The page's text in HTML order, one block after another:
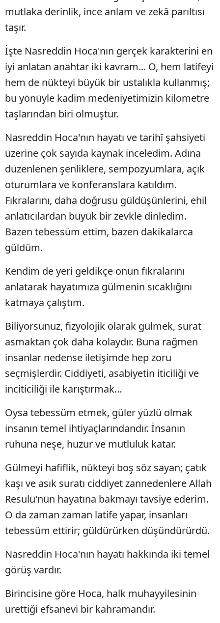
Tokat
Trabzon
Şanlıurfa
Van
Yozgat
Zonguldak
Karaman
Batman
Şırnak
Bartın
Yalova
Karabük
Osmaniye
Düzce
mutlaka derinlik, ince anlam ve zekâ parıltısı
taşır.
İşte Nasreddin Hoca'nın gerçek karakterini en
iyi anlatan anahtar iki kavram... O, hem latifeyi
hem de nükteyi büyük bir ustalıkla kullanmış;
bu yönüyle kadim medeniyetimizin kilometre
taşlarından biri olmuştur.
Nasreddin Hoca'nın hayatı ve tarihî şahsiyeti
üzerine çok sayıda kaynak inceledim. Adına
düzenlenen şenliklere, sempozyumlara, açık
oturumlara ve konferanslara katıldım.
Fıkralarını, daha doğrusu güldüşünlerini, ehil
anlatıcılardan büyük bir zevkle dinledim.
Bazen tebessüm ettim, bazen dakikalarca
güldüm.
Kendim de yeri geldikçe onun fıkralarını
anlatarak hayatımıza gülmenin sıcaklığını
katmaya çalıştım.
Biliyorsunuz, fizyolojik olarak gülmek, surat
asmaktan çok daha kolaydır. Buna rağmen
insanlar nedense iletişimde hep zoru
seçmişlerdir. Ciddiyeti, asabiyetin iticiliği ve
inciticiliği ile karıştırmak…
Oysa tebessüm etmek, güler yüzlü olmak
insanın temel ihtiyaçlarındandır. İnsanın
ruhuna neşe, huzur ve mutluluk katar.
Gülmeyi hafiflik, nükteyi boş söz sayan; çatık
kaşı ve asık suratı ciddiyet zannedenlere Allah
Resulü'nün hayatına bakmayı tavsiye ederim.
O da zaman zaman latife yapar, insanları
tebessüm ettirir; güldürürken düşündürürdü.
Nasreddin Hoca'nın hayatı hakkında iki temel
görüş vardır.
Birincisine göre Hoca, halk muhayyilesinin
ürettiği efsanevi bir kahramandır.